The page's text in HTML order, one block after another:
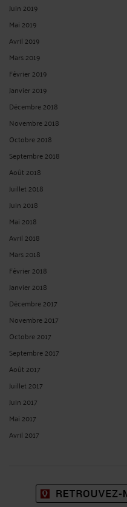
Juin 2019
Mai 2019
Avril 2019
Mars 2019
Février 2019
Janvier 2019
Décembre 2018
Novembre 2018
Octobre 2018
Septembre 2018
Août 2018
Juillet 2018
Juin 2018
Mai 2018
Avril 2018
Mars 2018
Février 2018
Janvier 2018
Décembre 2017
Novembre 2017
Octobre 2017
Septembre 2017
Août 2017
Juillet 2017
Juin 2017
Mai 2017
Avril 2017